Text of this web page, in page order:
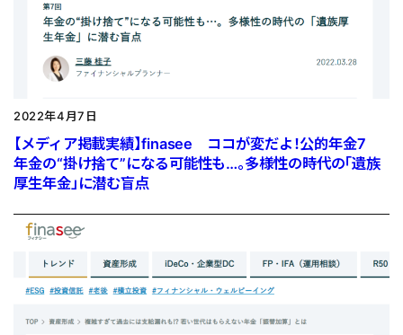
2022年4月7日
【メディア掲載実績】finasee ココが変だよ！公的年金7
年金の“掛け捨て”になる可能性も…。多様性の時代の「遺族
厚生年金」に潜む盲点